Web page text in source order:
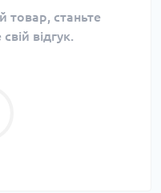
товар, станьте
відгук.